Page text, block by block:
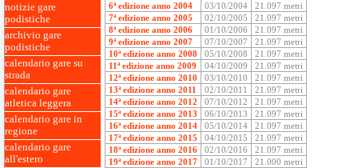
notizie gare
podistiche
archivio gare
podistiche
calendario gare su
strada
calendario gare
atletica leggera
calendario gare in
regione
calendario gare
all'estero
6ª edizione anno 2004
03/10/2004
21.097 metri
7ª edizione anno 2005
02/10/2005
21.097 metri
8ª edizione anno 2006
01/10/2006
21.097 metri
9ª edizione anno 2007
07/10/2007
21.097 metri
10ª edizione anno 2008
05/10/2008
21.097 metri
11ª edizione anno 2009
04/10/2009
21.097 metri
12ª edizione anno 2010
03/10/2010
21.097 metri
13ª edizione anno 2011
02/10/2011
21.097 metri
14ª edizione anno 2012
07/10/2012
21.097 metri
15ª edizione anno 2013
06/10/2013
21.097 metri
16ª edizione anno 2014
05/10/2014
21.097 metri
17ª edizione anno 2015
04/10/2015
21.097 metri
18ª edizione anno 2016
02/10/2016
21.097 metri
19ª edizione anno 2017
01/10/2017
21.000 metri